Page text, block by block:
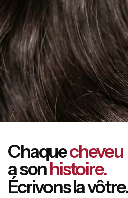
Chaquecheveu
a sonhistoire.
Écrivons la vôtre.